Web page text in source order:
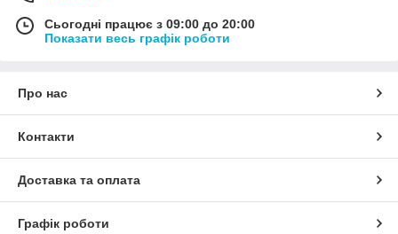
Сьогодні працює з 09:00 до 20:00
Показати весь графік роботи
Про нас
Контакти
Доставка та оплата
Графік роботи